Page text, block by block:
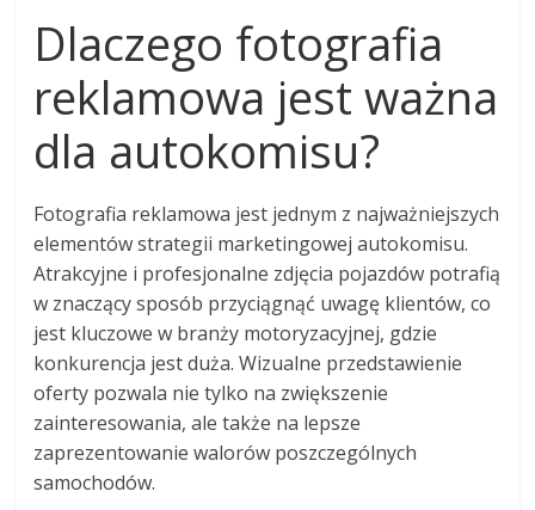
Dlaczego fotografia
reklamowa jest ważna
dla autokomisu?
Fotografia reklamowa jest jednym z najważniejszych
elementów strategii marketingowej autokomisu.
Atrakcyjne i profesjonalne zdjęcia pojazdów potrafią
w znaczący sposób przyciągnąć uwagę klientów, co
jest kluczowe w branży motoryzacyjnej, gdzie
konkurencja jest duża. Wizualne przedstawienie
oferty pozwala nie tylko na zwiększenie
zainteresowania, ale także na lepsze
zaprezentowanie walorów poszczególnych
samochodów.